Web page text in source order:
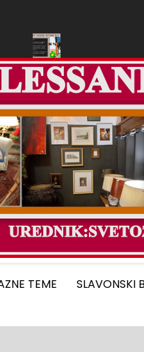
“ALESSANDRA”-
TEME SLAVONSKI